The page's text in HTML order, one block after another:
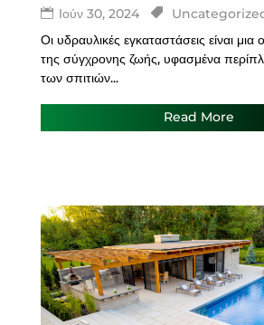
Ιούν 30, 2024
Οι υδραυλικές εγκαταστάσεις είναι μια
της σύγχρονης ζωής, υφασμένα
των σπιτιών...
Read More